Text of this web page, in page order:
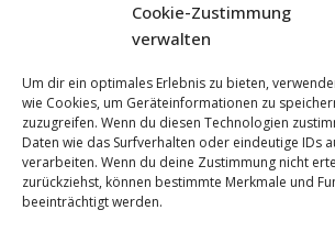
Cookie-Zustimmung
verwalten
Um dir ein optimales Erlebnis zu bieten,
wie Cookies, um Geräteinformationen zu
zuzugreifen. Wenn du diesen Technologien
Daten wie das Surfverhalten oder eindeutige IDs
verarbeiten. Wenn du deine Zustimmung nicht
zurückziehst, können bestimmte Merkmale und
beeinträchtigt werden.